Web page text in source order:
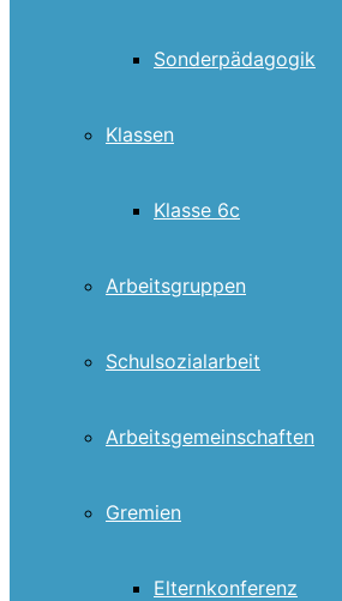
Sonderpädagogik
Klassen
Klasse 6c
Arbeitsgruppen
Schulsozialarbeit
Arbeitsgemeinschaften
Gremien
Elternkonferenz